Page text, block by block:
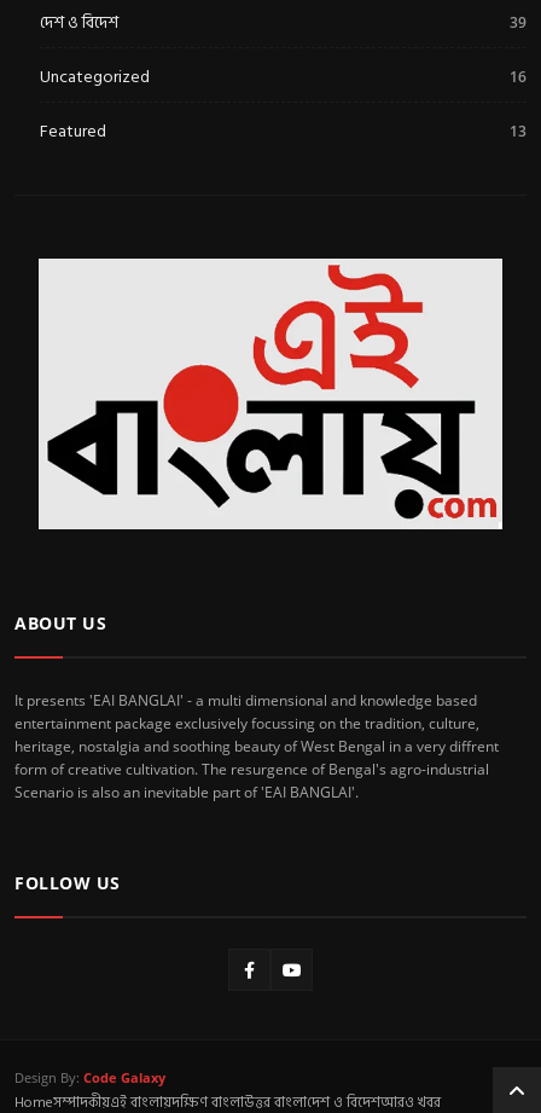
দেশ ও বিদেশ 39
Uncategorized 16
Featured 13
ABOUT US
It presents 'EAI BANGLAI' - a multi dimensional and knowledge based
entertainment package exclusively focussing on the tradition, culture,
heritage, nostalgia and soothing beauty of West Bengal in a very diffrent
form of creative cultivation. The resurgence of Bengal's agro-industrial
Scenario is also an inevitable part of 'EAI BANGLAI'.
FOLLOW US
Design By: Code Galaxy
Homeসম্পাদকীয়এই বাংলায়দক্ষিণ বাংলাউত্তর বাংলাদেশ ও বিদেশআরও খবর